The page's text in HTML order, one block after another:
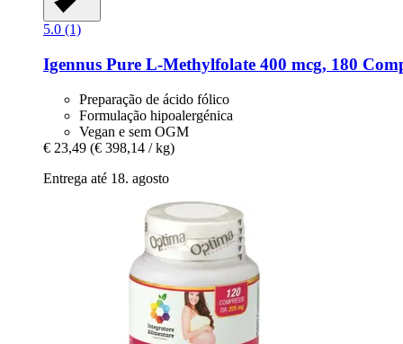
5.0 (1)
Igennus Pure L-​Methylfolate 400 mcg, 180
Preparação de ácido fólico
Formulação hipoalergénica
Vegan e sem OGM
€ 23,49 (€ 398,14 / kg)
Entrega até 18. agosto